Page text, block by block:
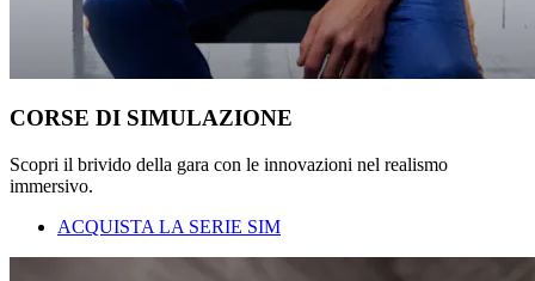
CORSE DI SIMULAZIONE
Scopri il brivido della gara con le innovazioni nel realismo
immersivo.
ACQUISTA LA SERIE SIM